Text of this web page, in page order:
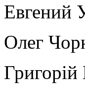
Евгений
Олег